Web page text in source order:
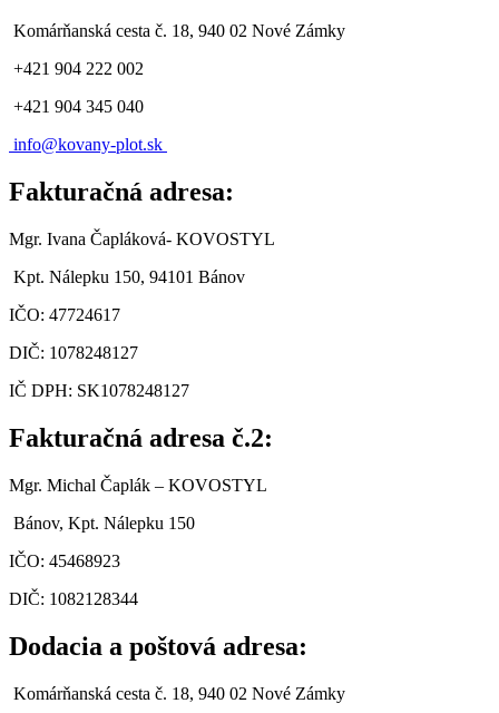
Komárňanská cesta č. 18, 940 02 Nové Zámky
+421 904 222 002
+421 904 345 040
info@kovany-plot.sk
Fakturačná adresa:
Mgr. Ivana Čapláková- KOVOSTYL
Kpt. Nálepku 150, 94101 Bánov
IČO: 47724617
DIČ: 1078248127
IČ DPH: SK1078248127
Fakturačná adresa č.2:
Mgr. Michal Čaplák – KOVOSTYL
Bánov, Kpt. Nálepku 150
IČO: 45468923
DIČ: 1082128344
Dodacia a poštová adresa:
Komárňanská cesta č. 18, 940 02 Nové Zámky